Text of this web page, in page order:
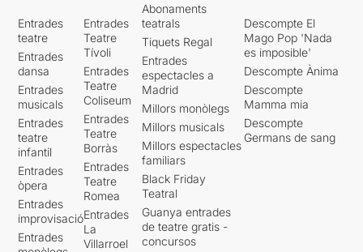
Entrades
teatre
Entrades
dansa
Entrades
musicals
Entrades
teatre
infantil
Entrades
òpera
Entrades
improvisació
Entrades
Entrades
Teatre
Tívoli
Entrades
Teatre
Coliseum
Entrades
Teatre
Borràs
Entrades
Teatre
Romea
Entrades
La
Villarroel
Abonaments
teatrals
Tiquets Regal
Entrades
espectacles a
Madrid
Millors monòlegs
Millors musicals
Millors espectacles
familiars
Black Friday
Teatral
Guanya entrades
de teatre gratis -
concursos
Descompte El
Mago Pop 'Nada
es imposible'
Descompte Ànima
Descompte
Mamma mia
Descompte
Germans de sang